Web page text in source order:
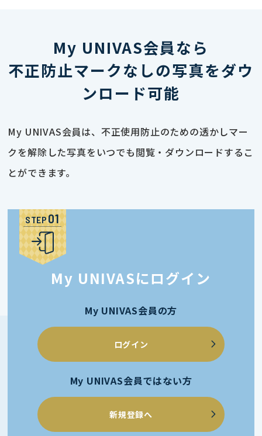
My UNIVAS会員なら
不正防止マークなしの写真をダウ
ンロード可能
My UNIVAS会員は、不正使用防止のための透かしマー
クを解除した写真をいつでも閲覧・ダウンロードするこ
とができます。
STEP
My UNIVASにログイン
My UNIVAS会員の方
ログイン
My UNIVAS会員ではない方
新規登録へ